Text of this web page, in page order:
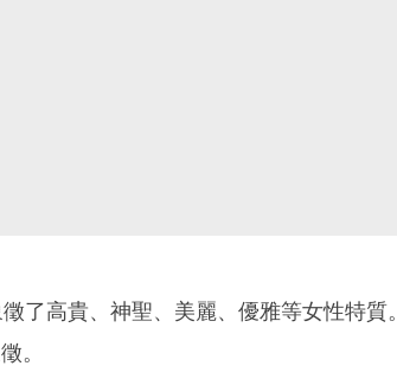
了高貴、神聖、美麗、優雅等女性特質。
。